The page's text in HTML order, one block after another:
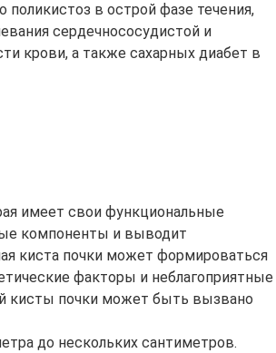
поликистоз в острой фазе течения,
сердечнососудистой и
крови, а также сахарных диабет в
имеет свои функциональные
компоненты и выводит
киста почки может формироваться
факторы и неблагоприятные
кисты почки может быть вызвано
до нескольких сантиметров.